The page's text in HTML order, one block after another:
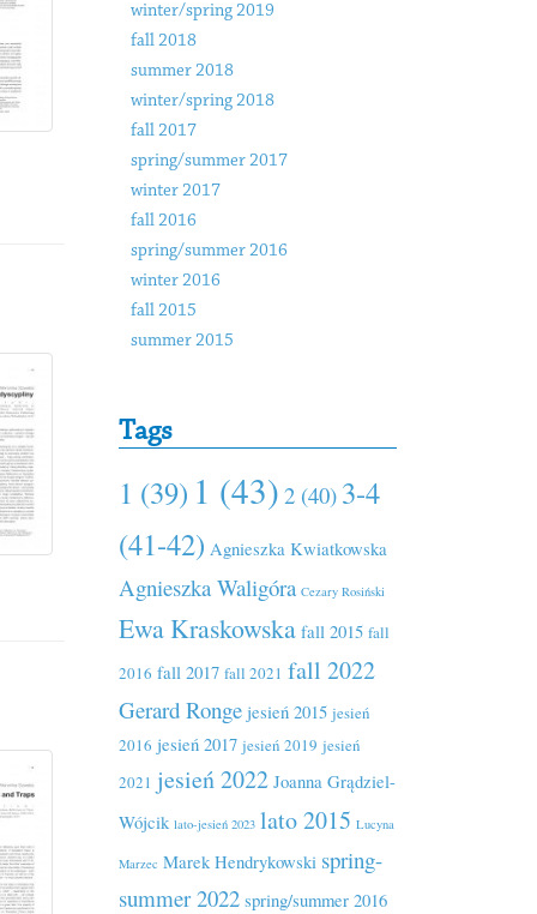
winter/spring 2019
fall 2018
summer 2018
winter/spring 2018
fall 2017
spring/summer 2017
winter 2017
fall 2016
spring/summer 2016
winter 2016
fall 2015
summer 2015
Tags
1 (39) 1 (43) 2 (40) 3-4
(41-42) Agnieszka Kwiatkowska
Agnieszka Waligóra Cezary Rosiński
Ewa Kraskowska fall 2015 fall
2016 fall 2017 fall 2021 fall 2022
Gerard Ronge jesień 2015 jesień
2016 jesień 2017 jesień 2019 jesień
2021 jesień 2022 Joanna Grądziel-
Wójcik lato-jesień 2023 lato 2015 Lucyna
Marzec Marek Hendrykowski spring-
summer 2022 spring/summer 2016